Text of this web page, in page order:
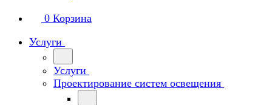
0 Корзина
Услуги
Услуги
Проектирование систем освещения